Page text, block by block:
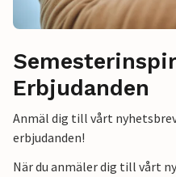
Erbjudanden
Anmäl dig till vårt
erbjudanden!
När du anmäler dig till vårt